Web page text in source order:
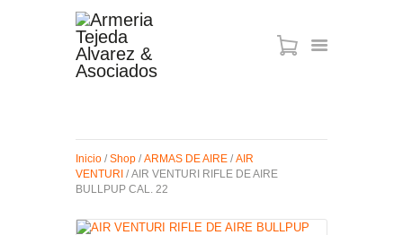
MIRAS
MUNICIONES
SABER TACTICAL
ACCESORIOS
Inicio / Shop / ARMAS DE AIRE / AIR
VENTURI / AIR VENTURI RIFLE DE AIRE
BULLPUP CAL. 22